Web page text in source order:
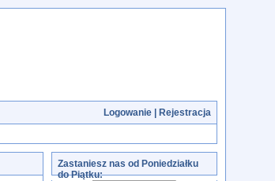
Logowanie
Rejestracja
Zastaniesz nas od Poniedziałku
do Piątku: